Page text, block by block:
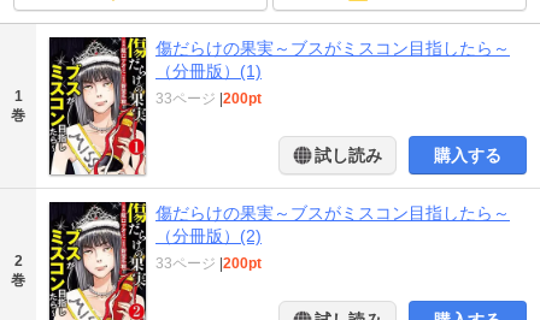
1
巻
傷だらけの果実～ブスがミスコン目指したら～
（分冊版）(1)
33ページ 200pt
試し読み 購入する
2
巻
傷だらけの果実～ブスがミスコン目指したら～
（分冊版）(2)
33ページ 200pt